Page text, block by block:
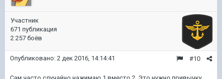
Участник
671 публикация
2 257 боёв
#10
Опубликовано: 2 дек 2016, 14:14:41